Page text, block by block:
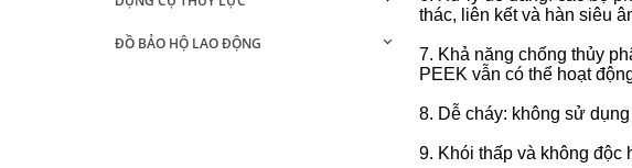
ĐỒ BẢO HỘ LAO ĐỘNG
thác, liên kết và hàn siêu
7. Khả năng chống thủy
PEEK vẫn có thể hoạt
8. Dễ cháy: không sử
9. Khói thấp và không độc